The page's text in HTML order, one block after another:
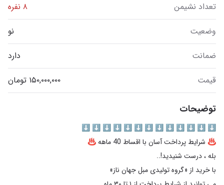
تعداد نشیمن
۸ نفره
وضعیت
نو
ضمانت
دارد
قیمت
توضیحات